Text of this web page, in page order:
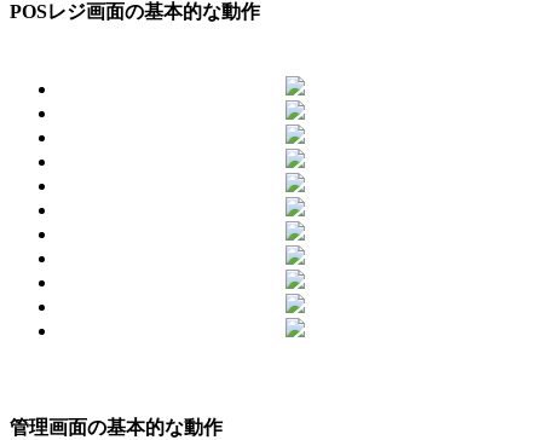
POSレジ画面の基本的な動作
管理画面の基本的な動作